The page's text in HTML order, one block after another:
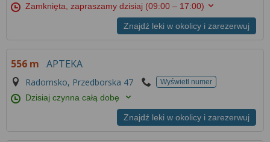
Zamknięta, zapraszamy dzisiaj (09:00 – 17:00)
Znajdź leki w okolicy i zarezerwuj
556 m APTEKA
Radomsko, Przedborska 47 Wyświetl numer
Dzisiaj czynna całą dobę
Znajdź leki w okolicy i zarezerwuj